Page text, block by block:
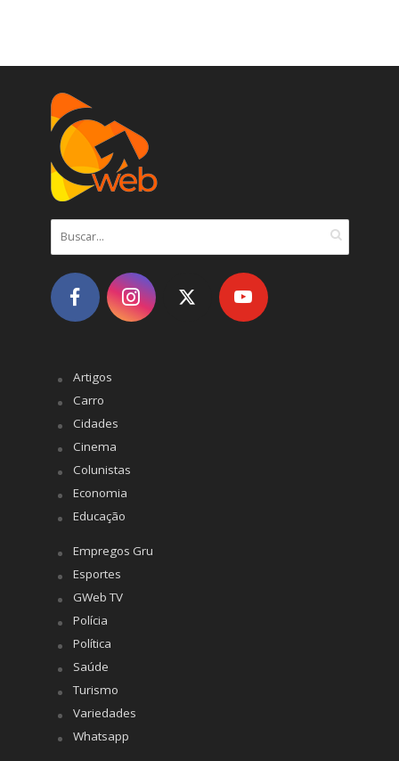
Artigos
Carro
Cidades
Cinema
Colunistas
Economia
Educação
Empregos Gru
Esportes
GWeb TV
Polícia
Política
Saúde
Turismo
Variedades
Whatsapp